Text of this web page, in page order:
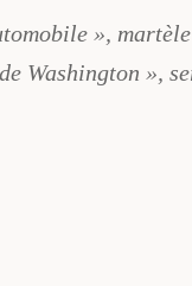
»,
Washington »,